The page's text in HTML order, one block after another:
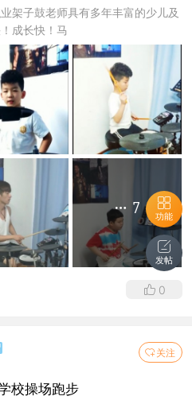
功能
发帖
架子鼓老师具有多年丰富的少儿及
成长快！马
7
0
关注
校操场跑步